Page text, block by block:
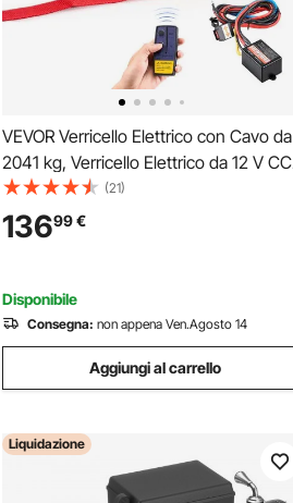
VEVOR Verricello Elettrico con Cavo da
2041 kg, Verricello Elettrico da 12 V CC
per ATV/UTV con Cavo in Acciaio Ø 6
mm x 12 m, Telecomando Wireless e
Cablato, Protezione IP54, per Recupero
(21)
13699€
Disponibile
Consegna: non appena Ven.Agosto 14
Aggiungi al carrello
Liquidazione